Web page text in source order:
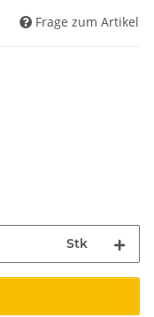
Frage zum Artikel
Stk